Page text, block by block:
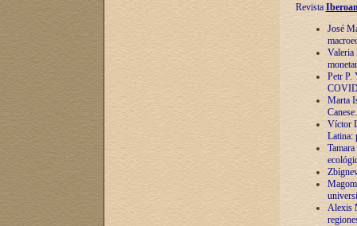
Revista
José
Valeria
Petr P.
Marta
Víctor
Latina:
Alexis